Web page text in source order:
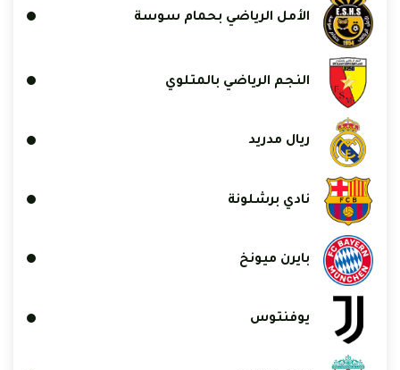
الأمل الرياضي بحمام سوسة
النجم الرياضي بالمتلوي
ريال مدريد
نادي برشلونة
بايرن ميونخ
يوفنتوس